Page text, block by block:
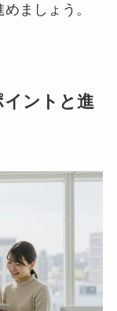
ましょう。
ントと進